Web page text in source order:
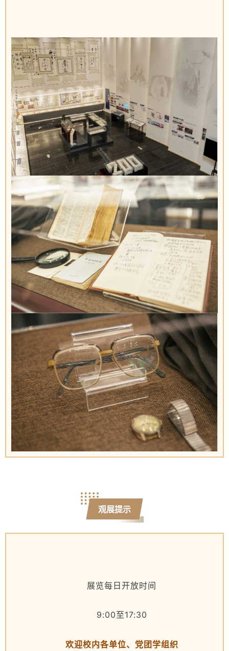
观展提示
展览每日开放时间
9:00至17:30
欢迎校内各单位、党团学组织